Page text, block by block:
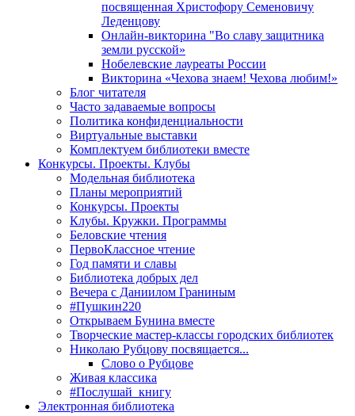
посвященная Христофору Семеновичу
Леденцову
Онлайн-викторина "Во славу защитника
земли русской»
Нобелевские лауреаты России
Викторина «Чехова знаем! Чехова любим!»
Блог читателя
Часто задаваемые вопросы
Политика конфиденциальности
Виртуальные выставки
Комплектуем библиотеки вместе
Конкурсы. Проекты. Клубы
Модельная библиотека
Планы мероприятий
Конкурсы. Проекты
Клубы. Кружки. Программы
Беловские чтения
ПервоКлассное чтение
Год памяти и славы
Библиотека добрых дел
Вечера с Даниилом Граниным
#Пушкин220
Открываем Бунина вместе
Творческие мастер-классы городских библиотек
Николаю Рубцову посвящается...
Слово о Рубцове
Живая классика
#Послушай_книгу
Электронная библиотека